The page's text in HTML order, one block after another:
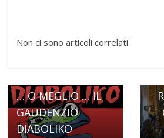
Non ci sono articoli correlati.
… O MEGLIO … IL
GAUDENZIO
DIABOLIKO